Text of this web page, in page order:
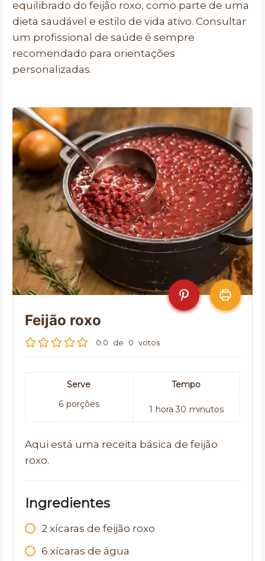
equilibrado do feijão roxo, como parte de uma
dieta saudável e estilo de vida ativo. Consultar
um profissional de saúde é sempre
recomendado para orientações
personalizadas.
Feijão roxo
0.0 de 0 votos
Serve
6 porções
Tempo
1 hora30 minutos
Aqui está uma receita básica de feijão
roxo.
Ingredientes
2 xícaras de feijão roxo
6 xícaras de água